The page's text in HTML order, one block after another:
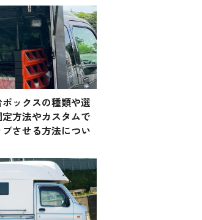
ックスの種類や選
方法やカスタムで
させる方法につい